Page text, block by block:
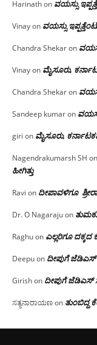
Harinathon ವಯಸ್ಸು
Vinayon ವಯಸ್ಸು
Chandra Shekaron
Vinayon ಮೈಸೂರು,
Chandra Shekaron
Sandeep kumaron
giri on ಮೈಸೂರು,
Nagendrakumarsh SH on
ಹೀಗಿತ್ತು
Ravi on ದೀಪಾವಳಿಗೂ
Dr. O Nagarajuon
Raghuon ಎಲ್ಲರಿಗೂ
Deepuon ದೀಪುಗೆ ಜೆಡಿಎಸ್
Girishon ದೀಪುಗೆ ಜೆಡಿಎಸ್
ಸತ್ಯನಾರಾಯಣon ತುಂಬಿದ್ದ